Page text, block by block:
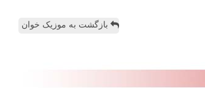
بازگشت به موزیک خوان